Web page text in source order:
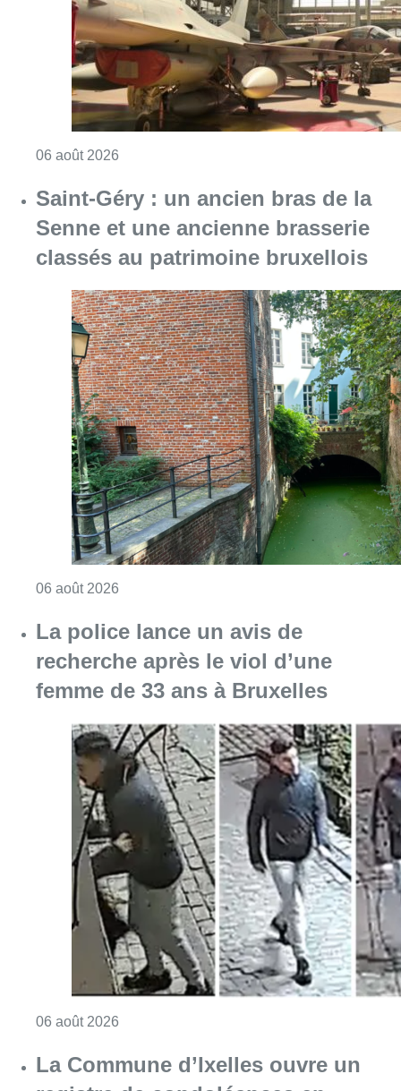
classés au patrimoine bruxellois
06 août 2026Consulter l'article "Saint-Géry : un ancien
La police lance un avis de
recherche après le viol d’une
femme de 33 ans à Bruxelles
06 août 2026 Consulter l'article "La police lance un avis
La Commune d’Ixelles ouvre un
registre de condoléances en
mémoire de Jaswinder Singh,
commerçant tué lors d’un
braquage